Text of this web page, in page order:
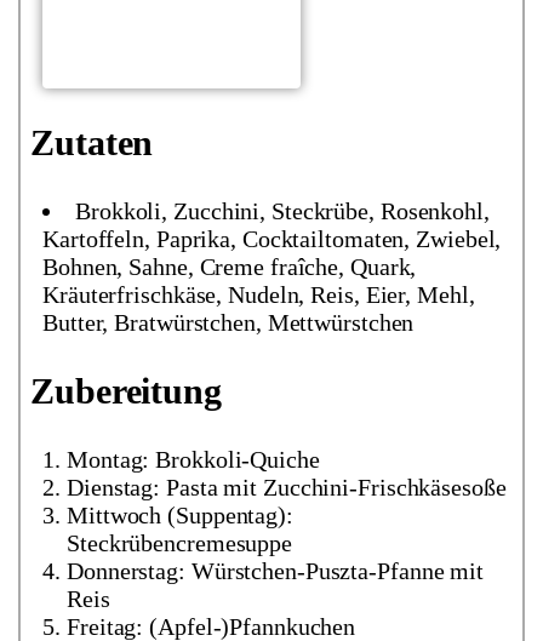
Zutaten
Brokkoli, Zucchini, Steckrübe, Rosenkohl,
Kartoffeln, Paprika, Cocktailtomaten, Zwiebel,
Bohnen, Sahne, Creme fraîche, Quark,
Kräuterfrischkäse, Nudeln, Reis, Eier, Mehl,
Butter, Bratwürstchen, Mettwürstchen
Zubereitung
Montag: Brokkoli-Quiche
Dienstag: Pasta mit Zucchini-Frischkäsesoße
Mittwoch (Suppentag):
Steckrübencremesuppe
Donnerstag: Würstchen-Puszta-Pfanne mit
Reis
Freitag: (Apfel-)Pfannkuchen